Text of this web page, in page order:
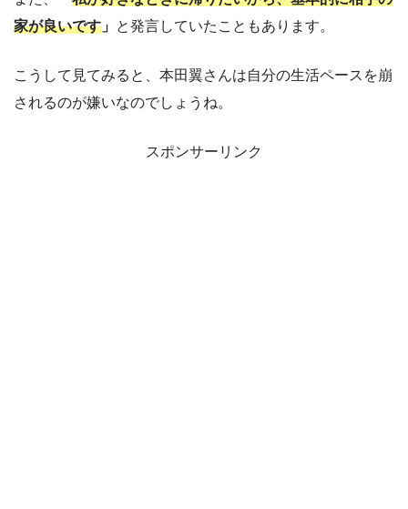
家が良いです 」 と発言していたこともあります。
こうして見てみると、本田翼さんは自分の生活ペースを崩
されるのが嫌いなのでしょうね。
スポンサーリンク